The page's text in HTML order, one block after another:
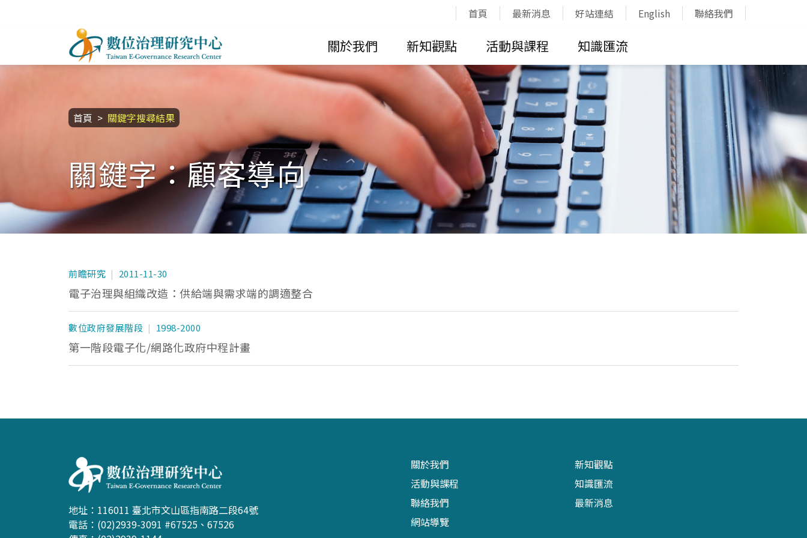
::: 首頁 最新消息 好站連結 English 聯絡我們
數位治理研究中心
關於我們 新知觀點 活動與課程 知識匯流
首頁 關鍵字搜尋結果
:::
關鍵字：顧客導向
前瞻研究 2011-11-30
電子治理與組織改造：供給端與需求端的調適整合
數位政府發展階段 1998-2000
第一階段電子化/網路化政府中程計畫
地址：116011 臺北市文山區指南路二段64號
電話：(02)2939-3091 #67525、67526
關於我們
新知觀點
活動與課程
知識匯流
聯絡我們
最新消息
網站導覽